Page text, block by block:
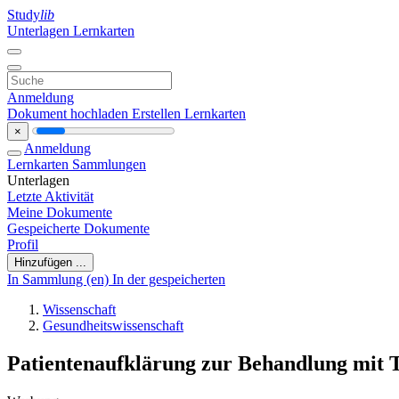
Studylib
Unterlagen Lernkarten
Anmeldung
Dokument hochladen Erstellen Lernkarten
×
Anmeldung
Lernkarten Sammlungen
Unterlagen
Letzte Aktivität
Meine Dokumente
Gespeicherte Dokumente
Profil
Hinzufügen ...
In Sammlung (en) In der gespeicherten
Wissenschaft
Gesundheitswissenschaft
Patientenaufklärung zur Behandlung mit